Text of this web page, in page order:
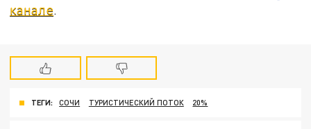
канале.
ТЕГИ: СОЧИ ТУРИСТИЧЕСКИЙ ПОТОК 20%